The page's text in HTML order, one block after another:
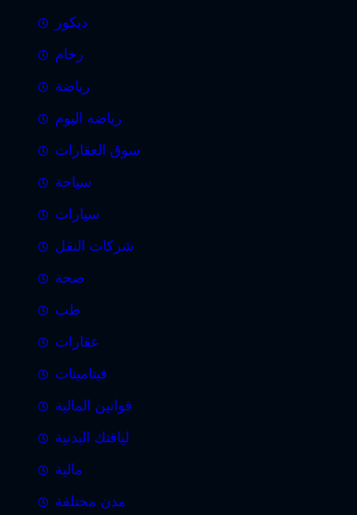
ديكور
رخام
رياضة
رياضه اليوم
سوق العقارات
سياحة
سيارات
شركات النقل
صحة
طب
عقارات
فيتامينات
قوانين المالية
لياقتك البدنية
مالية
مدن مختلفة